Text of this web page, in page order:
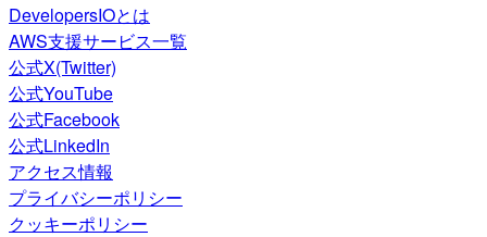
DevelopersIOとは
AWS支援サービス一覧
公式X(Twitter)
公式YouTube
公式Facebook
公式LinkedIn
アクセス情報
プライバシーポリシー
クッキーポリシー